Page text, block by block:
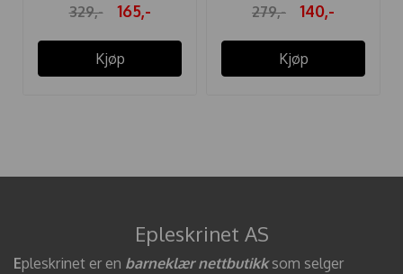
329,- 165,-
Kjøp
279,- 140,-
Kjøp
Epleskrinet AS
Epleskrinet er en barneklær nettbutikksom selger